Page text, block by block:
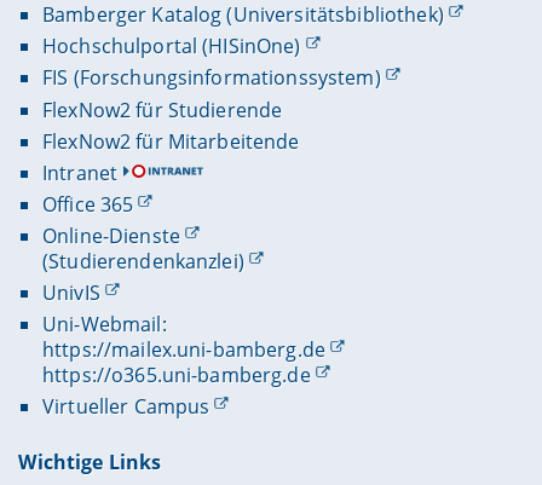
Bamberger Katalog (Universitätsbibliothek)
Hochschulportal (HISinOne)
FIS (Forschungsinformationssystem)
FlexNow2 für Studierende
FlexNow2 für Mitarbeitende
Intranet
Office 365
Online-Dienste
(Studierendenkanzlei)
UnivIS
Uni-Webmail:
https://mailex.uni-bamberg.de
https://o365.uni-bamberg.de
Virtueller Campus
Wichtige Links